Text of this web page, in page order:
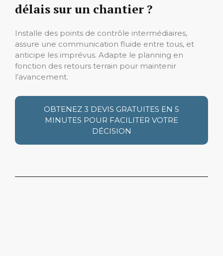
délais sur un chantier ?
Installe des points de contrôle intermédiaires,
assure une communication fluide entre tous, et
anticipe les imprévus. Adapte le planning en
fonction des retours terrain pour maintenir
l’avancement.
OBTENEZ 3 DEVIS GRATUITES EN 5
MINUTES POUR FACILITER VOTRE
DÉCISION